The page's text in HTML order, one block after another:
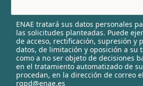
l
e
c
t
e
d
ENAE tratará sus datos personales
las solicitudes planteadas. Puede
de acceso, rectificación, supresión y
datos, de limitación y oposición a su
como a no ser objeto de decisiones
en el tratamiento automatizado de
procedan, en la dirección de correo
rgpd@enae.es